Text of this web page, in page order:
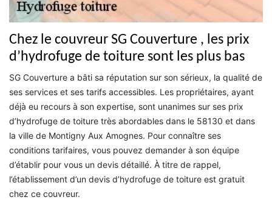
Chez le couvreur SG Couverture , les prix
d’hydrofuge de toiture sont les plus bas
SG Couverture a bâti sa réputation sur son sérieux, la qualité de
ses services et ses tarifs accessibles. Les propriétaires, ayant
déjà eu recours à son expertise, sont unanimes sur ses prix
d’hydrofuge de toiture très abordables dans le 58130 et dans
la ville de Montigny Aux Amognes. Pour connaître ses
conditions tarifaires, vous pouvez demander à son équipe
d’établir pour vous un devis détaillé. À titre de rappel,
l’établissement d’un devis d’hydrofuge de toiture est gratuit
chez ce couvreur.